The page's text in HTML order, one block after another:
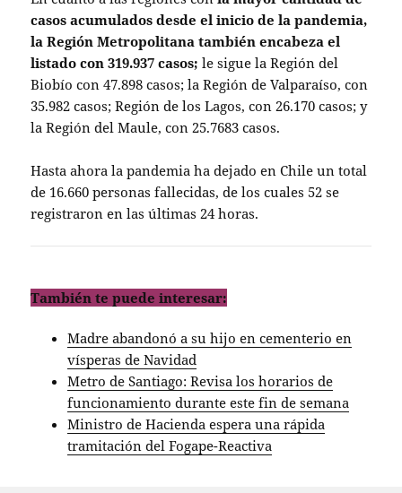
casos acumulados desde el inicio de la pandemia,
la Región Metropolitana también encabeza el
listado con 319.937 casos; le sigue la Región del
Biobío con 47.898 casos; la Región de Valparaíso, con
35.982 casos; Región de los Lagos, con 26.170 casos; y
la Región del Maule, con 25.7683 casos.
Hasta ahora la pandemia ha dejado en Chile un total
de 16.660 personas fallecidas, de los cuales 52 se
registraron en las últimas 24 horas.
También te puede interesar:
Madre abandonó a su hijo en cementerio en
vísperas de Navidad
Metro de Santiago: Revisa los horarios de
funcionamiento durante este fin de semana
Ministro de Hacienda espera una rápida
tramitación del Fogape-Reactiva